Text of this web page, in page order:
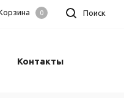
Поиск
0
Контакты